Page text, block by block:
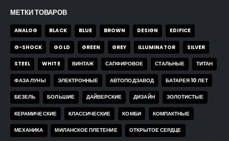
МЕТКИ ТОВАРОВ
ANALOG BLACK BLUE BROWN DESIGN EDIFICE
G-SHOCK GOLD GREEN GREY ILLUMINATOR SILVER
STEEL WHITE ВИНТАЖ САПФИРОВОЕ СТАЛЬНЫЕ ТИТАН
ФАЗА ЛУНЫ ЭЛЕКТРОННЫЕ АВТОПОДЗАВОД БАТАРЕЯ 10 ЛЕТ
БЕЗЕЛЬ БОЛЬШИЕ ДАЙВЕРСКИЕ ДИЗАЙН ЗОЛОТИСТЫЕ
КЕРАМИЧЕСКИЕ КЛАССИЧЕСКИЕ КОМБИ КОМПАКТНЫЕ
МЕХАНИКА МИЛАНСКОЕ ПЛЕТЕНИЕ ОТКРЫТОЕ СЕРДЦЕ